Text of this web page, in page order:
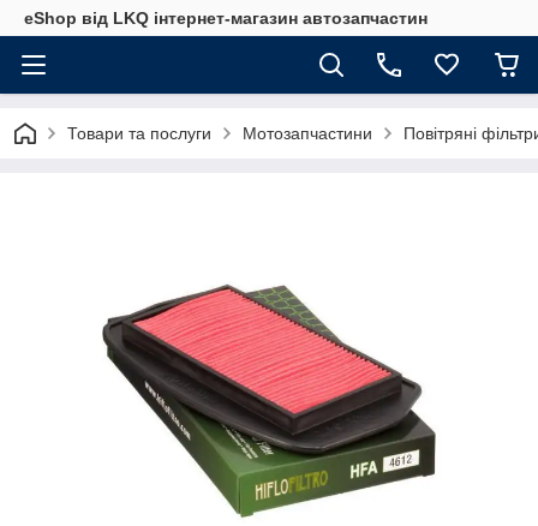
eShop від LKQ інтернет-магазин автозапчастин
Товари та послуги Мотозапчастини Повітряні